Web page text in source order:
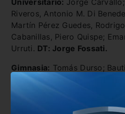
Universitario: Jorge
Riveros, Antonio M. Di
Martín Pérez Guedes,
Cabanillas, Piero Quispe;
Urruti. DT: Jorge Fossati.
Gimnasia: Tomás Durso;
Schelotto, Leonardo